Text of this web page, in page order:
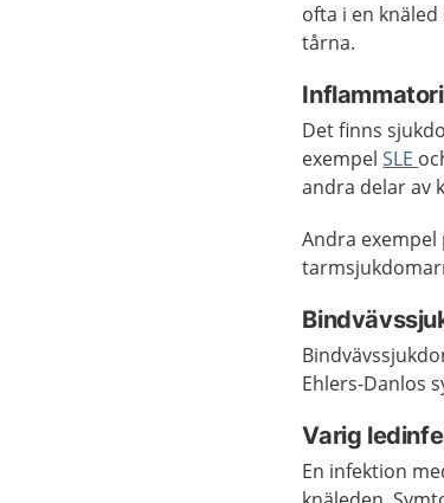
ofta i en
tårna.
Det finns
exempelSLE
andra delar av
Andra
Ehlers-Danlos
Varig
En infektion